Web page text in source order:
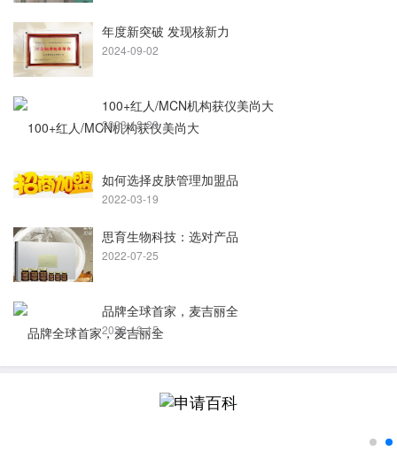
年度新突破 发现核新力
2024-09-02
100+红人/MCN机构获仪美尚大
2023-12-28
如何选择皮肤管理加盟品
2022-03-19
思育生物科技：选对产品
2022-07-25
品牌全球首家，麦吉丽全
2022-12-15